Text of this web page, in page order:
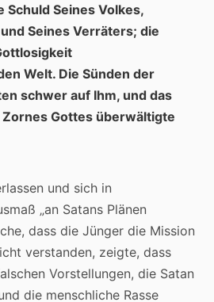
Schuld Seines Volkes,
Seines Verräters; die
Welt. Die Sünden der
schwer auf Ihm, und das
Gottes überwältigte
und sich in
„an Satans Plänen
dass die Jünger die Mission
verstanden, zeigte, dass
Vorstellungen, die Satan
die menschliche Rasse